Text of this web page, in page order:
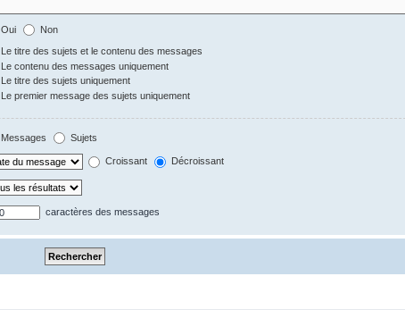
Oui Non
Le titre des sujets et le contenu des messages
Le contenu des messages uniquement
Le titre des sujets uniquement
Le premier message des sujets uniquement
Messages Sujets
Croissant Décroissant
caractères des messages